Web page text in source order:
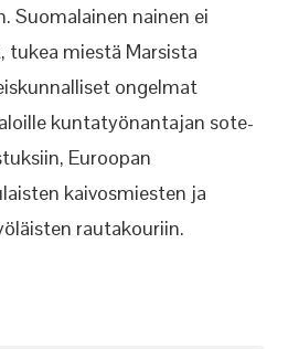
Suomalainen nainen ei
tukea miestä Marsista
ongelmat
kuntatyönantajan sote-
Euroopan
kaivosmiesten ja
rautakouriin.